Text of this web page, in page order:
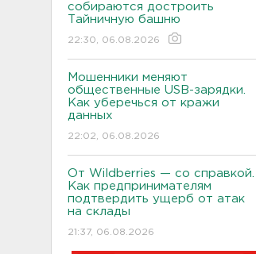
собираются достроить
Тайничную башню
22:30, 06.08.2026
Мошенники меняют
общественные USB-зарядки.
Как уберечься от кражи
данных
22:02, 06.08.2026
От Wildberries — со справкой.
Как предпринимателям
подтвердить ущерб от атак
на склады
21:37, 06.08.2026